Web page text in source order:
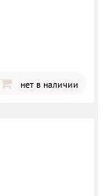
нет в наличии